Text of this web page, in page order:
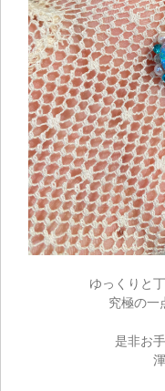
ゆっくりと
究極の一
是非お